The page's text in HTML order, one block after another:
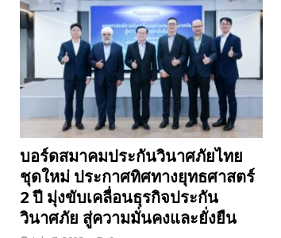
บอร์ดสมาคมประกันวินาศภัยไทย
ชุดใหม่ ประกาศทิศทางยุทธศาสตร์
2 ปี มุ่งขับเคลื่อนธุรกิจประกัน
วินาศภัย สู่ความมั่นคงและยั่งยืน